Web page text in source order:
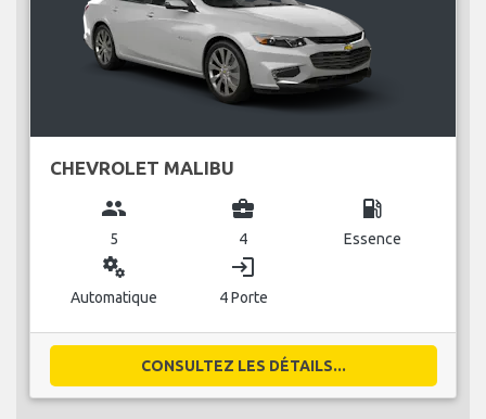
CHEVROLET MALIBU
group
5
business_center
4
local_gas_station
Essence
miscellaneous_services
Automatique
login
4 Porte
CONSULTEZ LES DÉTAILS...